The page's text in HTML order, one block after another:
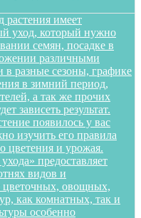
имеет
уход, который нужно
семян, посадке в
различными
разные сезоны, графике
в зимний период,
а так же прочих
зависеть результат.
появилось у вас
изучить его правила
цветения и урожая.
предоставляет
видов и
цветочных, овощных,
как комнатных, так и
особенно